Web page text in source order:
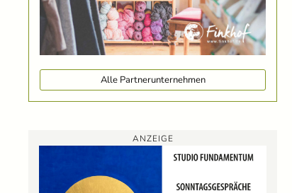
Alle Partnerunternehmen
ANZEIGE